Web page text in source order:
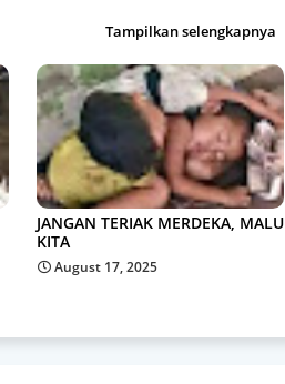
Tampilkan selengkapnya
JANGAN TERIAK MERDEKA, MALU
KITA
August 17, 2025